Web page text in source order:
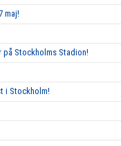
maj!
på Stockholms Stadion!
i Stockholm!